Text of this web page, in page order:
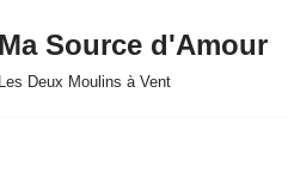
Ma Source d'Amour
Les Deux Moulins à Vent